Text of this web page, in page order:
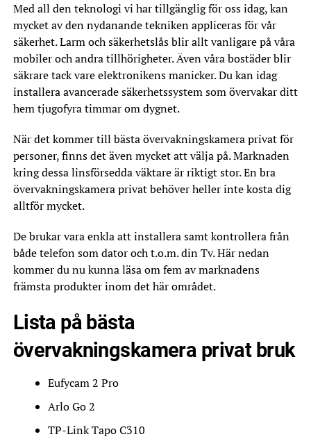
Med all den teknologi vi har tillgänglig för oss idag, kan
mycket av den nydanande tekniken appliceras för vår
säkerhet. Larm och säkerhetslås blir allt vanligare på våra
mobiler och andra tillhörigheter. Även våra bostäder blir
säkrare tack vare elektronikens manicker. Du kan idag
installera avancerade säkerhetssystem som övervakar ditt
hem tjugofyra timmar om dygnet.
När det kommer till bästa övervakningskamera privat för
personer, finns det även mycket att välja på. Marknaden
kring dessa linsförsedda väktare är riktigt stor. En bra
övervakningskamera privat behöver heller inte kosta dig
alltför mycket.
De brukar vara enkla att installera samt kontrollera från
både telefon som dator och t.o.m. din Tv. Här nedan
kommer du nu kunna läsa om fem av marknadens
främsta produkter inom det här området.
Lista på bästa
övervakningskamera privat bruk
Eufycam 2 Pro
Arlo Go 2
TP-Link Tapo C310